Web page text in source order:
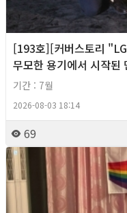
[193호][커버스토리
무모한 용기에서 시작된
기간 : 7월
2026-08-03 18:14
69